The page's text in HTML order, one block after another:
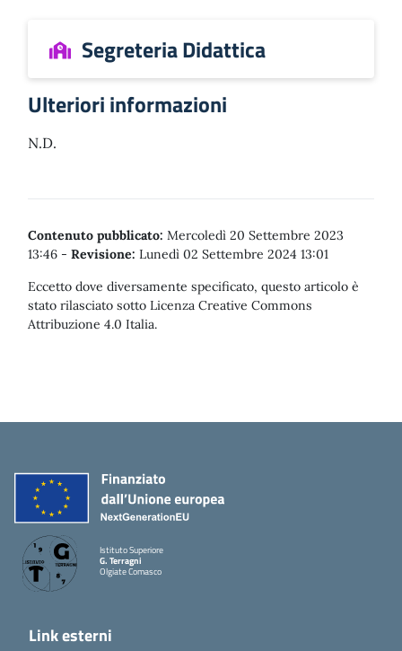
Segreteria Didattica
Ulteriori informazioni
N.D.
Contenuto pubblicato: Mercoledì 20 Settembre 2023
13:46 - Revisione: Lunedì 02 Settembre 2024 13:01
Eccetto dove diversamente specificato, questo articolo è
stato rilasciato sotto Licenza Creative Commons
Attribuzione 4.0 Italia.
Istituto Superiore
G. Terragni
Olgiate Comasco
Link esterni